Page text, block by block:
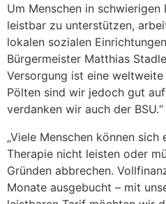
Um Menschen in schwierigen
leistbar zu unterstützen,
lokalen sozialen
Bürgermeister Matthias
Versorgung ist eine
Pölten sind wir jedoch gut
verdanken wir auch der BSU.“
„Viele Menschen können
Therapie nicht leisten oder
Gründen abbrechen.
Monate ausgebucht – mit